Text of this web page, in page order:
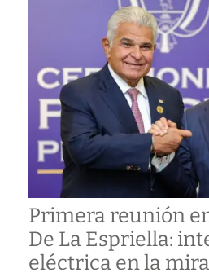
Primera reunión
De La Espriella:
eléctrica en la mira